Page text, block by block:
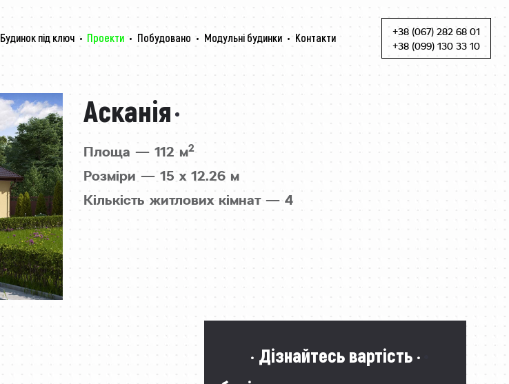
Будинок під ключ Проекти Побудовано Модульні будинки Контакти Skip to content
+38 (067) 282 68 01
+38 (099) 130 33 10
Асканія
Площа — 112 м2
Розміри — 15 x 12.26 м
Кількість житлових кімнат — 4
· Дізнайтесь вартість ·